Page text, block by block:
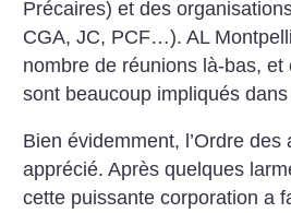
Précaires) et des
CGA, JC, PCF…). AL
nombre de réunions là-bas, et
sont beaucoup impliqués
Bien évidemment, l’Ordre des
apprécié. Après quelques
cette puissante corporation a